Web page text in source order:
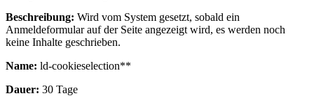
Beschreibung: Wird vom System gesetzt, sobald ein
Anmeldeformular auf der Seite angezeigt wird, es werden noch
keine Inhalte geschrieben.
Name: ld-cookieselection**
Dauer: 30 Tage